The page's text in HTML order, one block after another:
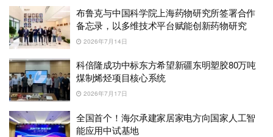
布鲁克与中国科学院上海药物研究所签署合作
备忘录，以多维技术平台赋能创新药物研究
2026年7月14日
科倍隆成功中标东方希望新疆东明塑胶80万吨
煤制烯烃项目核心系统
2026年7月17日
全国首个！海尔承建家居家电方向国家人工智
能应用中试基地